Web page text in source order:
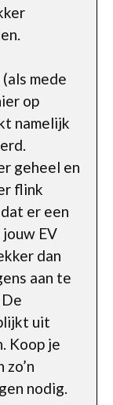
mede
op
namelijk
geheel en
flink
er een
EV
dan
aan te
uit
Koop je
nodig.